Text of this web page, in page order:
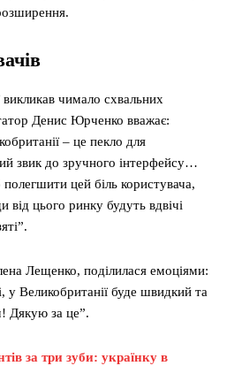
викликав чимало схвальних
Денис Юрченко вважає:
– це пекло для
звик до зручного інтерфейсу…
цей біль користувача,
від цього ринку будуть вдвічі
Лещенко, поділилася емоціями:
Великобританії буде швидкий та
Дякую за це”.
за три зуби: українку в